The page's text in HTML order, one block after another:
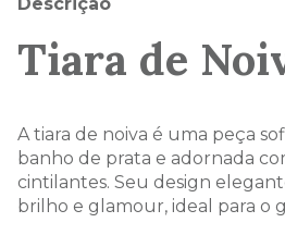
Tiara de
A tiara de noiva é uma peça
banho de prata e adornada
cintilantes. Seu design
brilho e glamour, ideal para o